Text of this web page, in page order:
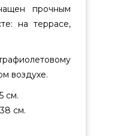
прочным
на террасе,
воздухе.
см.
см.